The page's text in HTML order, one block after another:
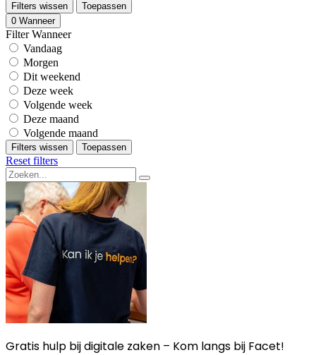
Filters wissen
Toepassen
0 Wanneer
Filter Wanneer
Vandaag
Morgen
Dit weekend
Deze week
Volgende week
Deze maand
Volgende maand
Filters wissen Toepassen
Reset filters
Gratis hulp bij digitale zaken – Kom langs bij Facet!